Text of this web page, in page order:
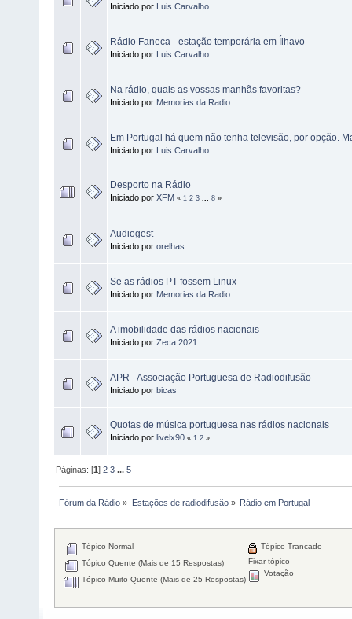
Iniciado por Luis Carvalho
Rádio Faneca - estação temporária em Ílhavo
Iniciado por Luis Carvalho
Na rádio, quais as vossas manhãs favoritas?
Iniciado por Memorias da Radio
Em Portugal há quem não tenha televisão, por opção.
Iniciado por Luis Carvalho
Desporto na Rádio
Iniciado por XFM « 1 2 3 8 »
Audiogest
Iniciado por orelhas
Se as rádios PT fossem Linux
Iniciado por Memorias da Radio
A imobilidade das rádios nacionais
Iniciado por Zeca 2021
APR - Associação Portuguesa de Radiodifusão
Iniciado por bicas
Quotas de música portuguesa nas rádios nacionais
Iniciado por livelx90 « 1 2 »
Páginas: [1]2 3 ...5
Fórum da Rádio » Estações de radiodifusão» Rádio em Portugal
Tópico Normal
Tópico Quente (Mais de 15 Respostas)
Tópico Muito Quente (Mais de 25 Respostas)
Tópico Trancado
Fixar tópico
Votação